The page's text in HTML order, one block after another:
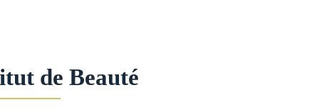
de Beauté